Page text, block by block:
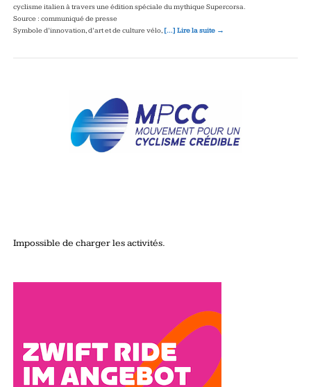
cyclisme italien à travers une édition spéciale du mythique Supercorsa.
Source : communiqué de presse
Symbole d’innovation, d’art et de culture vélo, […] Lire la suite →
Impossible de charger les activités.